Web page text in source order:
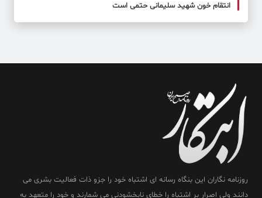
انتقام خون شهید سلیمانی حتمی است
روزنامه نگاران این بنگاه رسانه ای اشتباه خود را جزو ذات فعالیت بشری می
دانند ولی اصرار بر اشتباه را خطای نابخشودنی می شمارند و خود را متعهد به